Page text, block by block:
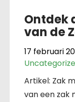
Ontdek
van de
17 februari
Artikel: Zak
van een zak